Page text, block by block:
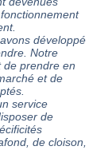
développé
Notre
de prendre en
et de
service
de
de cloison,